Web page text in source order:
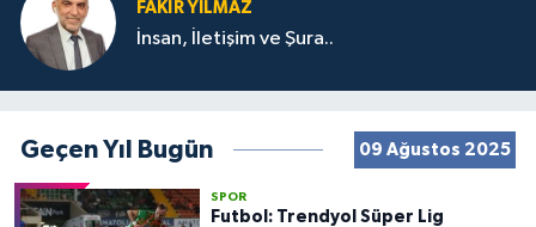
FAKIR YILMAZ
İnsan, İletişim ve Şura..
Geçen Yıl Bugün 09 Ağustos 2025
SPOR
Futbol: Trendyol Süper Lig